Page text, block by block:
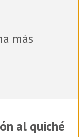
más
al quiché